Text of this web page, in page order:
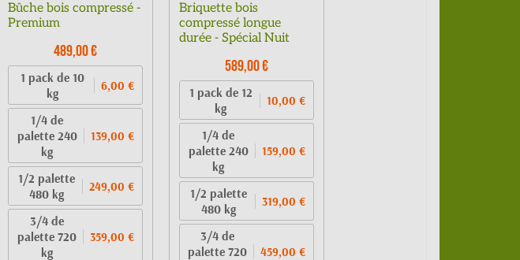
Bûche bois compressé -
Premium
489,00 €
1 pack de 10
kg
6,00 €
1/4 de
palette 240
kg
139,00 €
1/2 palette
480 kg
249,00 €
3/4 de
palette 720
kg
359,00 €
Briquette bois
compressé longue
durée - Spécial Nuit
589,00 €
1 pack de 12
kg
10,00 €
1/4 de
palette 240
kg
159,00 €
1/2 palette
480 kg
319,00 €
3/4 de
palette 720
459,00 €